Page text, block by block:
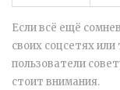
Если всё ещё
своих соцсетях
пользователи
стоит внимания.